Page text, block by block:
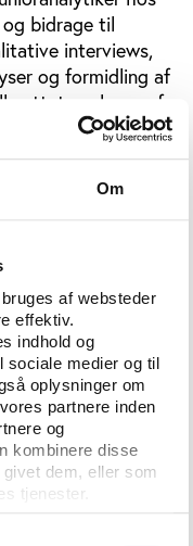
Om
af websteder
effektiv.
indhold og
sociale medier og til
oplysninger om
partnere inden
og
kombinere disse
dem, eller som
tjenester.
bidrage til
interviews,
og formidling af
analysen af
også få opgaver
Du
og kunne
det færøske
derudover har
til den
af det færøske
en
som f.eks.
eller sociologi.